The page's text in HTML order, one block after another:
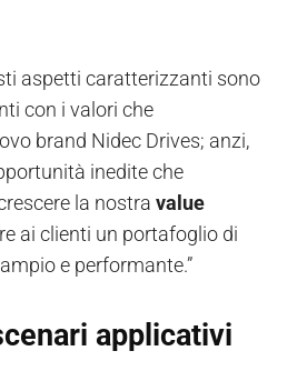
aspetti caratterizzanti sono
con i valori che
brand Nidec Drives; anzi,
inedite che
la nostra value
ai clienti un portafoglio di
e performante.”
applicativi